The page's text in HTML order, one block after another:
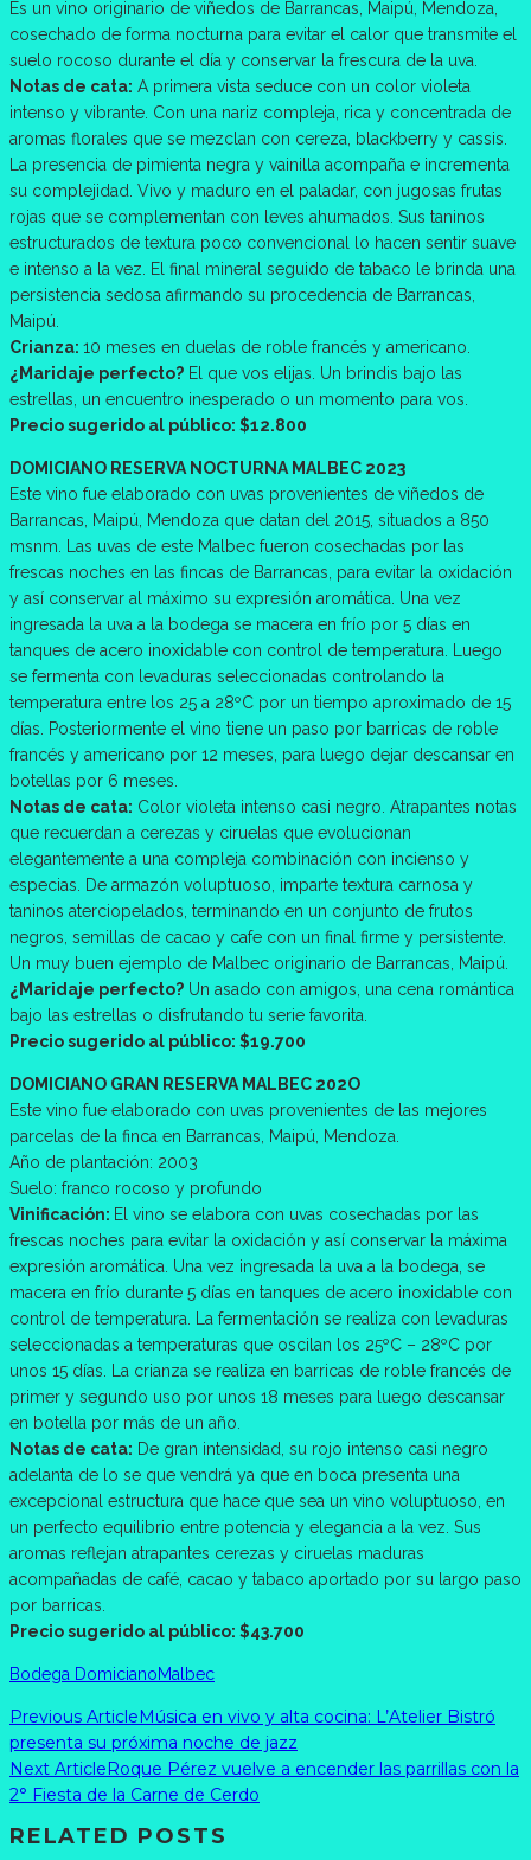
Es un vino originario de viñedos de Barrancas, Maipú, Mendoza,
cosechado de forma nocturna para evitar el calor que transmite el
suelo rocoso durante el día y conservar la frescura de la uva.
Notas de cata: A primera vista seduce con un color violeta
intenso y vibrante. Con una nariz compleja, rica y concentrada de
aromas florales que se mezclan con cereza, blackberry y cassis.
La presencia de pimienta negra y vainilla acompaña e incrementa
su complejidad. Vivo y maduro en el paladar, con jugosas frutas
rojas que se complementan con leves ahumados. Sus taninos
estructurados de textura poco convencional lo hacen sentir suave
e intenso a la vez. El final mineral seguido de tabaco le brinda una
persistencia sedosa afirmando su procedencia de Barrancas,
Maipú.
Crianza: 10 meses en duelas de roble francés y americano.
¿Maridaje perfecto? El que vos elijas. Un brindis bajo las
estrellas, un encuentro inesperado o un momento para vos.
Precio sugerido al público: $12.800
DOMICIANO RESERVA NOCTURNA MALBEC 2023
Este vino fue elaborado con uvas provenientes de viñedos de
Barrancas, Maipú, Mendoza que datan del 2015, situados a 850
msnm. Las uvas de este Malbec fueron cosechadas por las
frescas noches en las fincas de Barrancas, para evitar la oxidación
y así conservar al máximo su expresión aromática. Una vez
ingresada la uva a la bodega se macera en frío por 5 días en
tanques de acero inoxidable con control de temperatura. Luego
se fermenta con levaduras seleccionadas controlando la
temperatura entre los 25 a 28ºC por un tiempo aproximado de 15
días. Posteriormente el vino tiene un paso por barricas de roble
francés y americano por 12 meses, para luego dejar descansar en
botellas por 6 meses.
Notas de cata: Color violeta intenso casi negro. Atrapantes notas
que recuerdan a cerezas y ciruelas que evolucionan
elegantemente a una compleja combinación con incienso y
especias. De armazón voluptuoso, imparte textura carnosa y
taninos aterciopelados, terminando en un conjunto de frutos
negros, semillas de cacao y cafe con un final firme y persistente.
Un muy buen ejemplo de Malbec originario de Barrancas, Maipú.
¿Maridaje perfecto? Un asado con amigos, una cena romántica
bajo las estrellas o disfrutando tu serie favorita.
Precio sugerido al público: $19.700
DOMICIANO GRAN RESERVA MALBEC 202O
Este vino fue elaborado con uvas provenientes de las mejores
parcelas de la finca en Barrancas, Maipú, Mendoza.
Año de plantación: 2003
Suelo: franco rocoso y profundo
Vinificación: El vino se elabora con uvas cosechadas por las
frescas noches para evitar la oxidación y así conservar la máxima
expresión aromática. Una vez ingresada la uva a la bodega, se
macera en frío durante 5 días en tanques de acero inoxidable con
control de temperatura. La fermentación se realiza con levaduras
seleccionadas a temperaturas que oscilan los 25ºC – 28ºC por
unos 15 días. La crianza se realiza en barricas de roble francés de
primer y segundo uso por unos 18 meses para luego descansar
en botella por más de un año.
Notas de cata: De gran intensidad, su rojo intenso casi negro
adelanta de lo se que vendrá ya que en boca presenta una
excepcional estructura que hace que sea un vino voluptuoso, en
un perfecto equilibrio entre potencia y elegancia a la vez. Sus
aromas reflejan atrapantes cerezas y ciruelas maduras
acompañadas de café, cacao y tabaco aportado por su largo paso
por barricas.
Precio sugerido al público: $43.700
Bodega DomicianoMalbec
Previous ArticleMúsica en vivo y alta cocina: L’Atelier Bistró
presenta su próxima noche de jazz
Next ArticleRoque Pérez vuelve a encender las parrillas con la
2° Fiesta de la Carne de Cerdo
RELATED POSTS